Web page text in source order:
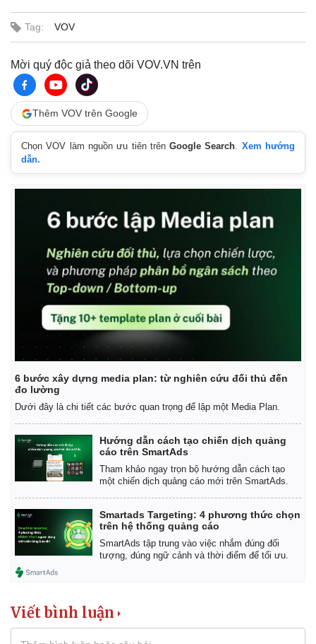
Thể thao
Lịch thi đấu bóng đá
Thế giới thể thao
eSports
Hậu trường
Ô tô - Xe máy
Xe máy
Tư vấn
Tag: VOV
Mời quý độc giả theo dõi VOV.VN trên
Thêm VOV trên Google
Chọn VOV làm nguồn ưu tiên trênGoogle Search. Xem hướng
dẫn.
6 bước xây dựng media plan: từ nghiên cứu đối thủ đến
đo lường
Dưới đây là chi tiết các bước quan trọng để lập một Media Plan.
Hướng dẫn cách tạo chiến dịch quảng
cáo trên SmartAds
Tham khảo ngay trọn bộ hướng dẫn cách tạo
một chiến dịch quảng cáo mới trên SmartAds.
Smartads Targeting: 4 phương thức chọn
trên hệ thống quảng cáo
SmartAds tập trung vào việc nhắm đúng đối
tượng, đúng ngữ cảnh và thời điểm để tối ưu.
Viết bình luận